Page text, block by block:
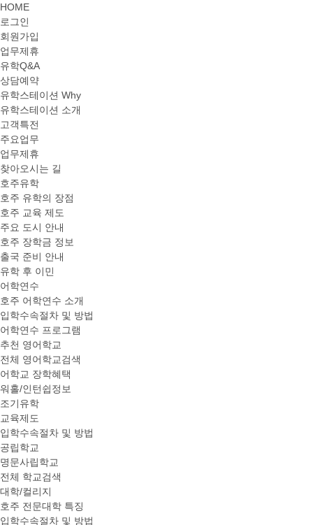
HOME
로그인
회원가입
업무제휴
유학Q&A
상담예약
유학스테이션 Why
유학스테이션 소개
고객특전
주요업무
업무제휴
찾아오시는 길
호주유학
호주 유학의 장점
호주 교육 제도
주요 도시 안내
호주 장학금 정보
출국 준비 안내
유학 후 이민
어학연수
호주 어학연수 소개
입학수속절차 및 방법
어학연수 프로그램
추천 영어학교
전체 영어학교검색
어학교 장학혜택
워홀/인턴쉽정보
조기유학
교육제도
입학수속절차 및 방법
공립학교
명문사립학교
전체 학교검색
대학/컬리지
호주 전문대학 특징
입학수속절차 및 방법